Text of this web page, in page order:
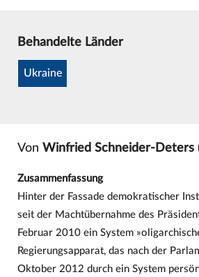
Behandelte Länder
Ukraine
Von Winfried Schneider-Deters
Zusammenfassung
Hinter der Fassade demokratischer
seit der Machtübernahme des
Februar 2010 ein System
Regierungsapparat, das nach der
Oktober 2012 durch ein System